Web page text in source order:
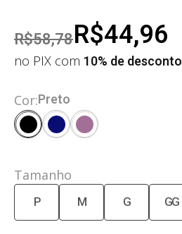
R$58,78R$44,96
no PIX com 10% de desconto
Cor:Preto
Tamanho
P M G GG